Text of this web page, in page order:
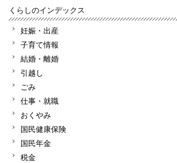
くらしのインデックス
妊娠・出産
子育て情報
結婚・離婚
引越し
ごみ
仕事・就職
おくやみ
国民健康保険
国民年金
税金